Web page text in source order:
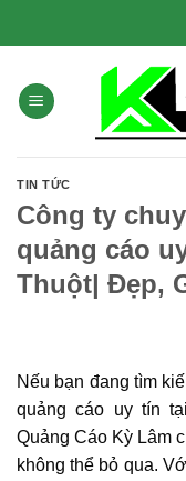
TIN TỨC
Công ty
quảng cáo
Thuột| Đẹp,
Nếu bạn đang tìm
quảng cáo uy tín
Quảng Cáo Kỳ Lâm
không thể bỏ qua.